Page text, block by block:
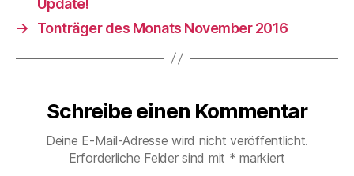
→
Tonträger des Monats November 2016
Schreibe einen Kommentar
Deine E-Mail-Adresse wird nicht veröffentlicht.
Erforderliche Felder sind mit * markiert